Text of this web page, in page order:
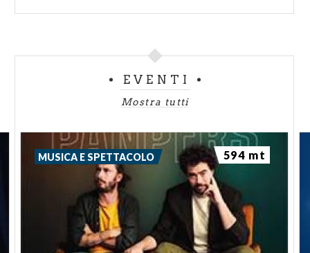
EVENTI
Mostra tutti
MUSICA E SPETTACOLO 594 mt